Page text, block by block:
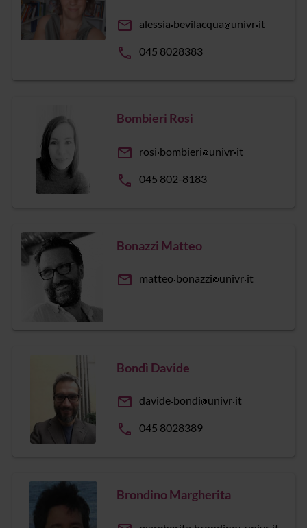
email alessia bevilacqua univr it
phone 045 8028383
Bombieri Rosi
email rosi bombieri univr it
phone 045 802-8183
Bonazzi Matteo
email matteo bonazzi univr it
Bondì Davide
email davide bondi univr it
phone 045 8028389
Brondino Margherita